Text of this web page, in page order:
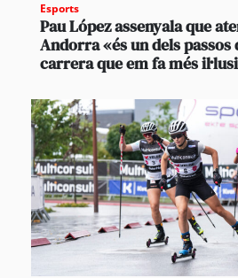
Esports
Pau López assenyala que
Andorra «és un dels passos
carrera que em fa més